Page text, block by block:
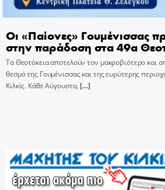
Οι «Παίονες» Γουμένισσας
στην παράδοση στα 49α
Τα Θεοτόκεια αποτελούν τον μακροβιότερο και
θεσμό της Γουμένισσας και της ευρύτερης
Κιλκίς. Κάθε Αύγουστο, […]